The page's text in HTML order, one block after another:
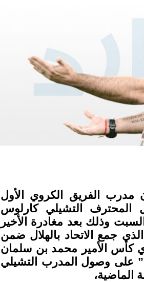
مدرب الفريق الكروي الأول
المحترف التشيلي كارلوس
وذلك بعد مغادرة الأخير
جمع الاتحاد بالهلال ضمن
بطولة دوري كأس الأمير محمد بن سلمان
على وصول المدرب التشيلي
الماضية،